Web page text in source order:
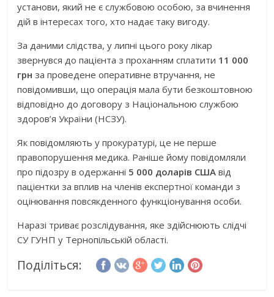
установи, який не є службовою особою, за вчинення
дій в інтересах того, хто надає таку вигоду.
За даними слідства, у липні цього року лікар
звернувся до пацієнта з проханням сплатити 11 000
грн за проведене оперативне втручання, не
повідомивши, що операція мала бути безкоштовною
відповідно до договору з Національною службою
здоров’я України (НСЗУ).
Як повідомляють у прокуратурі, це не перше
правопорушення медика. Раніше йому повідомляли
про підозру в одержанні 5 000 доларів США від
пацієнтки за вплив на членів експертної команди з
оцінювання повсякденного функціонування особи.
Наразі триває розслідування, яке здійснюють слідчі
СУ ГУНП у Тернопільській області.
Поділіться: